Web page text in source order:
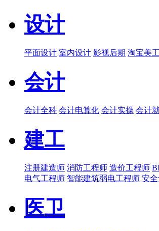
设计
平面设计 室内设计 影视后期 淘宝美工
会计
会计全科 会计电算化 会计实操 会计
建工
注册建造师 消防工程师 造价工程师
电气工程师 智能建筑弱电工程师 安
医卫